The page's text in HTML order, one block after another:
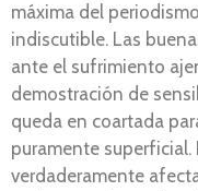
máxima del
indiscutible. Las
ante el sufrimiento
demostración de
queda en coartada
puramente
verdaderamente